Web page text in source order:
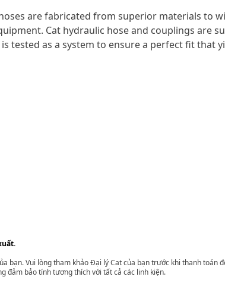
are fabricated from superior materials to
Cat hydraulic hose and couplings are
tested as a system to ensure a perfect fit that
bạn. Vui lòng tham khảo Đại lý Cat của bạn trước khi thanh toán
đảm bảo tính tương thích với tất cả các linh kiện.